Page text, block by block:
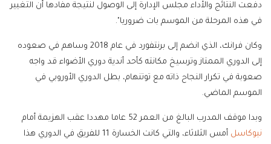
دفعت النتائج والأداء مجلس الإدارة إلى الوصول لنتيجة مفادها أن التغيير
في هذه ​المرحلة من الموسم بات ضروريا".
وكان فرانك، الذي انضم إلى برنتفورد في عام 2018 وساهم في صعوده
إلى الدوري الممتاز وترسيخ مكانته كأحد أندية دوري الأضواء قد واجه
صعوبة ‌في تكرار النجاح ذاته مع توتنهام، بطل الدوري الأوروبي في
الموسم الماضي.
وبدا موقف المدرب البالغ من العمر 52 عاما مهددا عقب الهزيمة أمام
نيوكاسل
أمس الثلاثاء، والتي كانت الخسارة ‌11 للفريق في الدوري هذا